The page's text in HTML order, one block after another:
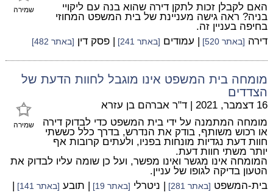
שמירה
האם לקבלן זכות לתקן דירה שהוא בנה עם ליקויי
בניה? ראה גישה מעניינת של בית המשפט המחוזי
בחיפה בעניין זה.
דירה [באתר 520] | עמודים [באתר 241] | פסק דין [באתר 482]
מומחה בית המשפט אינו מוגבל לחוות הדעת של
הצדדים
שמירה
16 דצמבר, 2021 | ד"ר אברהם בן עזרא
מומחה המתמנה על ידי בית המשפט כדי לבדוק דירה
או רכוש משותף, בודק את הנדרש, בדרך כלל כששתי
חוות דעת נגדיות מונחות בפניו, ולעתים קרובות אף
יותר משתי חוות דעת.
המומחה אינו מגשר ואינו מפשר, ועל כן שומה עליו לבדוק את
הטעון בדיקה לגופו של עניין.
בית-המשפט [באתר 281] | ניטרלי [באתר 19] | תובע [באתר 141]
|